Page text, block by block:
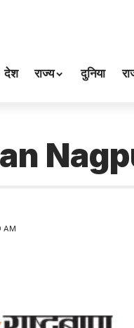
देश राज्य दुनिया
AM